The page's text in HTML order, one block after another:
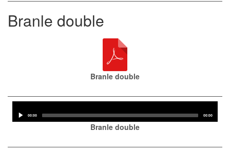
Branle double
Branle double
Player
Current
00:00
Total
00:00
Branle double